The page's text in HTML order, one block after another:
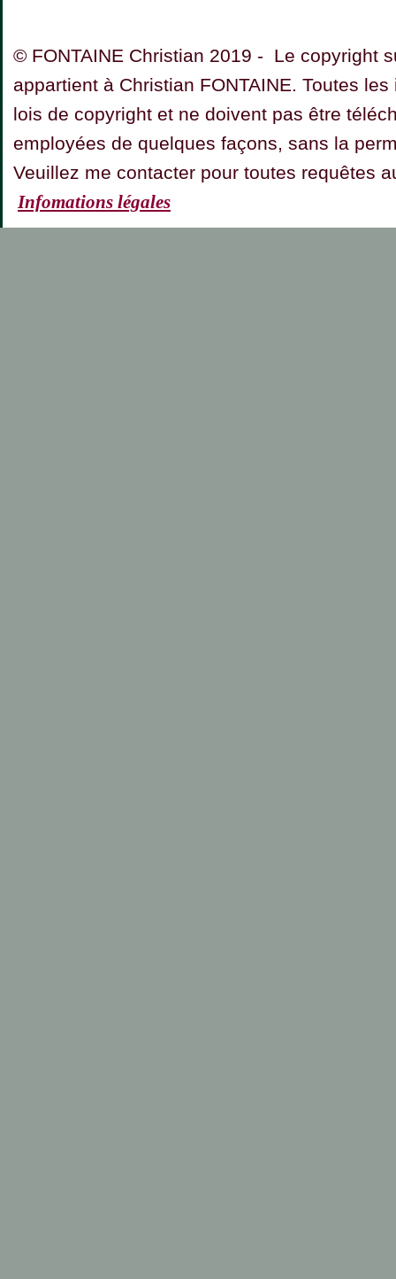
© FONTAINE Christian 2019 - Le copyright
appartient à Christian FONTAINE. Toutes
lois de copyright et ne doivent pas être
employées de quelques façons, sans la
Veuillez me contacter pour toutes
Infomations légales